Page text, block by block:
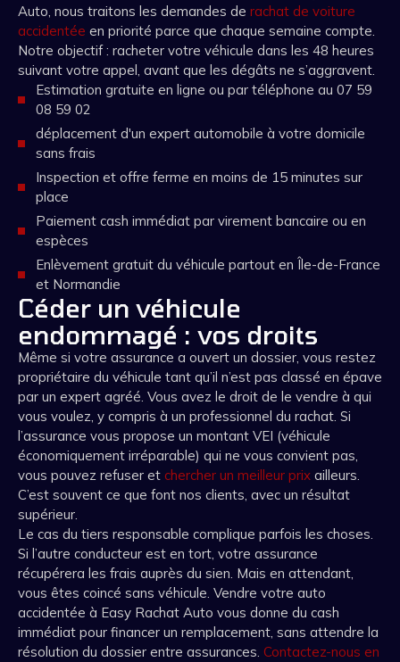
Auto, nous traitons les demandes de rachat de voiture
accidentée en priorité parce que chaque semaine compte.
Notre objectif : racheter votre véhicule dans les 48 heures
suivant votre appel, avant que les dégâts ne s’aggravent.
Estimation gratuite en ligne ou par téléphone au 07 59
08 59 02
déplacement d'un expert automobile à votre domicile
sans frais
Inspection et offre ferme en moins de 15 minutes sur
place
Paiement cash immédiat par virement bancaire ou en
espèces
Enlèvement gratuit du véhicule partout en Île-de-France
et Normandie
Céder un véhicule
endommagé : vos droits
Même si votre assurance a ouvert un dossier, vous restez
propriétaire du véhicule tant qu’il n’est pas classé en épave
par un expert agréé. Vous avez le droit de le vendre à qui
vous voulez, y compris à un professionnel du rachat. Si
l’assurance vous propose un montant VEI (véhicule
économiquement irréparable) qui ne vous convient pas,
vous pouvez refuser et chercher un meilleur prix ailleurs.
C’est souvent ce que font nos clients, avec un résultat
supérieur.
Le cas du tiers responsable complique parfois les choses.
Si l’autre conducteur est en tort, votre assurance
récupérera les frais auprès du sien. Mais en attendant,
vous êtes coincé sans véhicule. Vendre votre auto
accidentée à Easy Rachat Auto vous donne du cash
immédiat pour financer un remplacement, sans attendre la
résolution du dossier entre assurances. Contactez-nous en